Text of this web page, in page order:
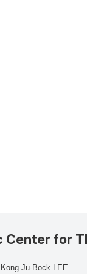
Center for
Kong-Ju-Bock LEE